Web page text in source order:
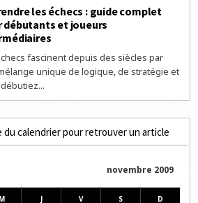
les échecs : guide complet
débutants et joueurs
fascinent depuis des siècles par
unique de logique, de stratégie et
du calendrier pour retrouver un article
novembre 2009
M J V S D